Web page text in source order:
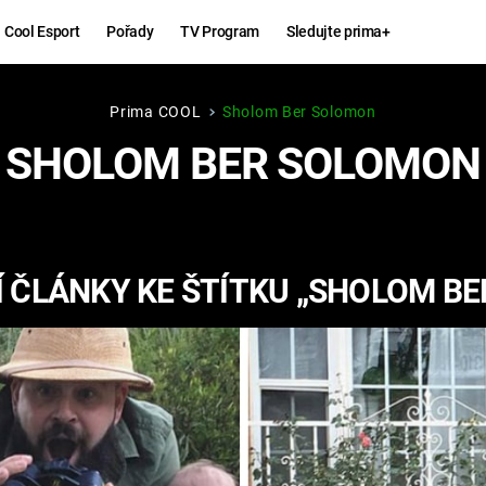
Cool Esport Pořady TV Program Sledujte prima+
Hry
KINGDOM
COME:
DELIVERANCE
ESPORT
Zábava
CHUCK
NORRIS
Prima COOL Sholom Ber Solomon
SHOLOM BER SOLOMON
KE ŠTÍTKU „SHOLOM